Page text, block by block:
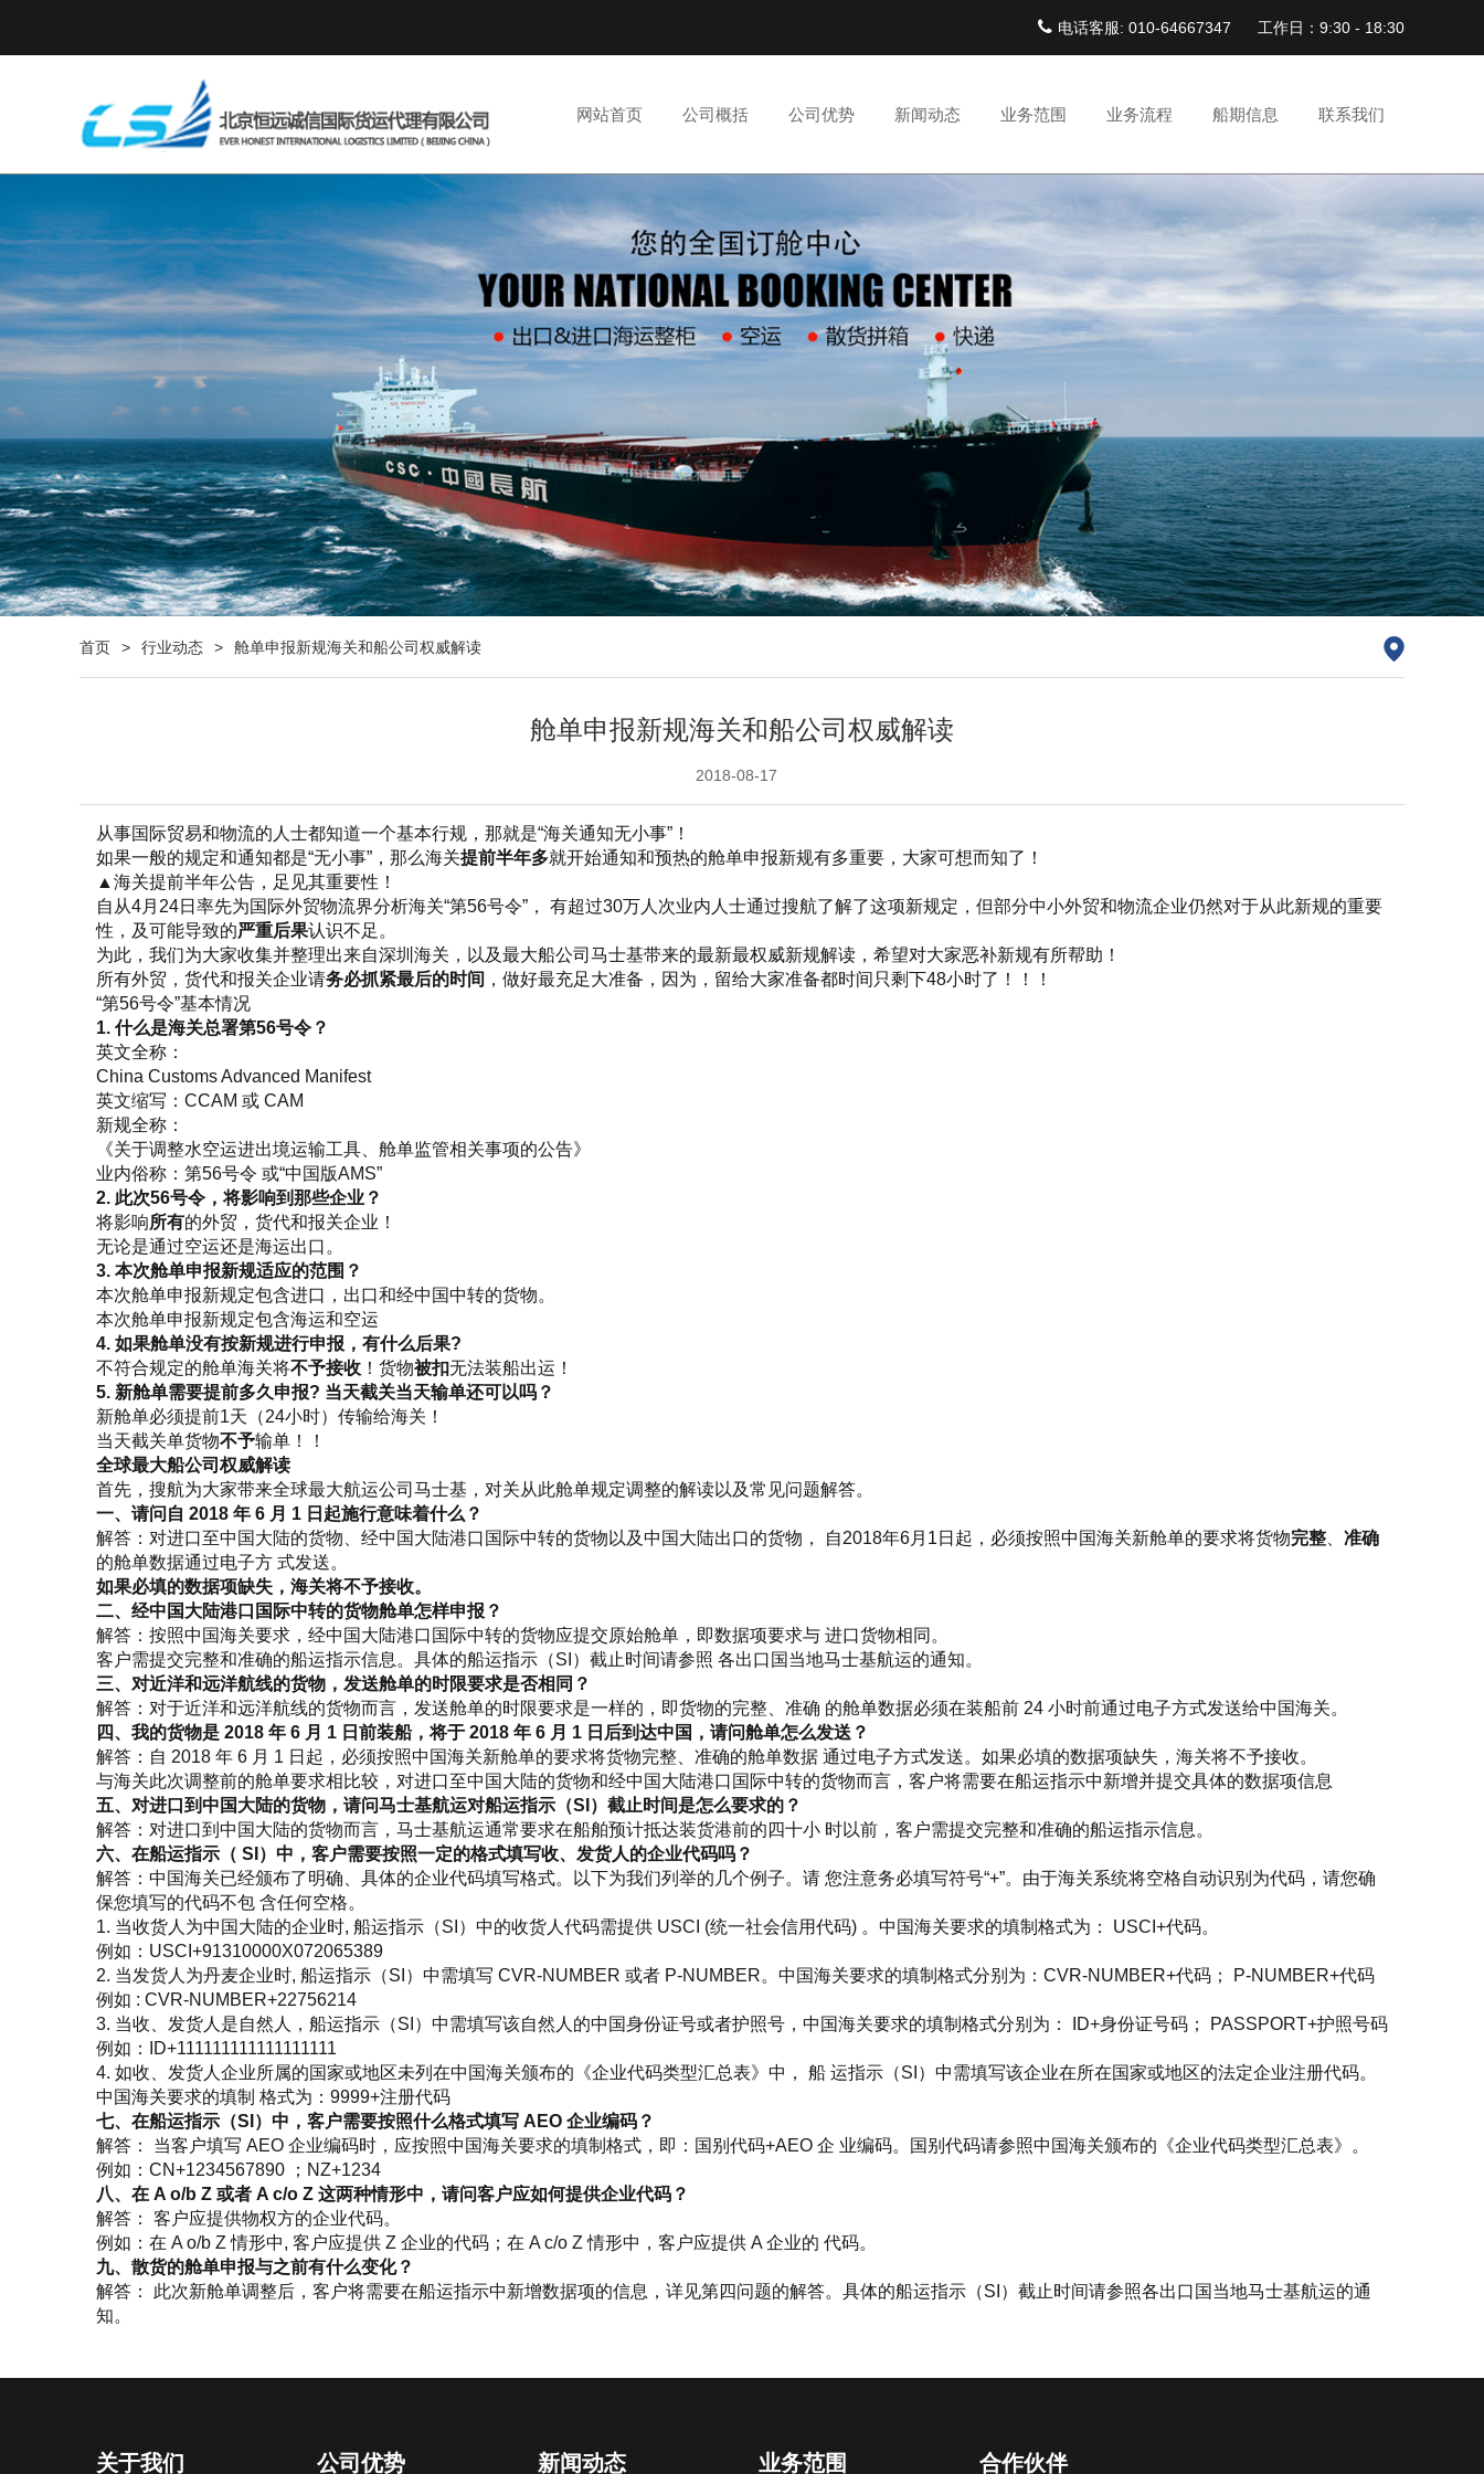
电话客服: 010-64667347 工作日：9:30 - 18:30
网站首页 公司概括 公司优势 新闻动态 业务范围 业务流程 船期信息 联系我们
首页 > 行业动态 > 舱单申报新规海关和船公司权威解读
舱单申报新规海关和船公司权威解读
2018-08-17
从事国际贸易和物流的人士都知道一个基本行规，那就是“海关通知无小事”！
如果一般的规定和通知都是“无小事”，那么海关提前半年多就开始通知和预热的舱单申报新规有多重要，大家可想而知了！
▲海关提前半年公告，足见其重要性！
自从4月24日率先为国际外贸物流界分析海关“第56号令”， 有超过30万人次业内人士通过搜航了解了这项新规定，但部分中小外贸和物流企业仍然对于从此新规的重要
性，及可能导致的严重后果认识不足。
为此，我们为大家收集并整理出来自深圳海关，以及最大船公司马士基带来的最新最权威新规解读，希望对大家恶补新规有所帮助！
所有外贸，货代和报关企业请务必抓紧最后的时间 ，做好最充足大准备，因为，留给大家准备都时间只剩下48小时了！！！
“第56号令”基本情况
1. 什么是海关总署第56号令？
英文全称：
China Customs Advanced Manifest
英文缩写：CCAM 或 CAM
新规全称：
《关于调整水空运进出境运输工具、舱单监管相关事项的公告》
业内俗称：第56号令 或“中国版AMS”
2. 此次56号令，将影响到那些企业？
将影响所有的外贸，货代和报关企业！
无论是通过空运还是海运出口。
3. 本次舱单申报新规适应的范围？
本次舱单申报新规定包含进口，出口和经中国中转的货物。
本次舱单申报新规定包含海运和空运
4. 如果舱单没有按新规进行申报，有什么后果?
不符合规定的舱单海关将不予接收 ！货物被扣无法装船出运！
5. 新舱单需要提前多久申报? 当天截关当天输单还可以吗？
新舱单必须提前1天（24小时）传输给海关！
当天截关单货物不予输单！！
全球最大船公司权威解读
首先，搜航为大家带来全球最大航运公司马士基，对关从此舱单规定调整的解读以及常见问题解答。
一、请问自 2018 年 6 月 1 日起施行意味着什么？
解答：对进口至中国大陆的货物、经中国大陆港口国际中转的货物以及中国大陆出口的货物， 自2018年6月1日起，必须按照中国海关新舱单的要求将货物完整
准确
的舱单数据通过电子方 式发送。
如果必填的数据项缺失，海关将不予接收。
二、经中国大陆港口国际中转的货物舱单怎样申报？
解答：按照中国海关要求，经中国大陆港口国际中转的货物应提交原始舱单，即数据项要求与 进口货物相同。
客户需提交完整和准确的船运指示信息。具体的船运指示（SI）截止时间请参照 各出口国当地马士基航运的通知。
三、对近洋和远洋航线的货物，发送舱单的时限要求是否相同？
解答：对于近洋和远洋航线的货物而言，发送舱单的时限要求是一样的，即货物的完整、准确 的舱单数据必须在装船前 24 小时前通过电子方式发送给中国海关。
四、我的货物是 2018 年 6 月 1 日前装船，将于 2018 年 6 月 1 日后到达中国，请问舱单怎么发送？
解答：自 2018 年 6 月 1 日起，必须按照中国海关新舱单的要求将货物完整、准确的舱单数据 通过电子方式发送。如果必填的数据项缺失，海关将不予接收。
与海关此次调整前的舱单要求相比较，对进口至中国大陆的货物和经中国大陆港口国际中转的货物而言，客户将需要在船运指示中新增并提交具体的数据项信息
五、对进口到中国大陆的货物，请问马士基航运对船运指示（SI）截止时间是怎么要求的？
解答：对进口到中国大陆的货物而言，马士基航运通常要求在船舶预计抵达装货港前的四十小 时以前，客户需提交完整和准确的船运指示信息。
六、在船运指示（ SI）中，客户需要按照一定的格式填写收、发货人的企业代码吗？
解答：中国海关已经颁布了明确、具体的企业代码填写格式。以下为我们列举的几个例子。请 您注意务必填写符号“+”。由于海关系统将空格自动识别为代码，请您确
保您填写的代码不包 含任何空格。
1. 当收货人为中国大陆的企业时, 船运指示（SI）中的收货人代码需提供 USCI (统一社会信用代码) 。中国海关要求的填制格式为： USCI+代码。
例如：USCI+91310000X072065389
2. 当发货人为丹麦企业时, 船运指示（SI）中需填写 CVR-NUMBER 或者 P-NUMBER。中国海关要求的填制格式分别为：CVR-NUMBER+代码； P-NUMBER+代码
例如 : CVR-NUMBER+22756214
3. 当收、发货人是自然人，船运指示（SI）中需填写该自然人的中国身份证号或者护照号，中国海关要求的填制格式分别为： ID+身份证号码； PASSPORT+护照号码
例如：ID+111111111111111111
4. 如收、发货人企业所属的国家或地区未列在中国海关颁布的《企业代码类型汇总表》中， 船 运指示（SI）中需填写该企业在所在国家或地区的法定企业注册代码。
中国海关要求的填制 格式为：9999+注册代码
七、在船运指示（SI）中，客户需要按照什么格式填写 AEO 企业编码？
解答： 当客户填写 AEO 企业编码时，应按照中国海关要求的填制格式，即：国别代码+AEO 企 业编码。国别代码请参照中国海关颁布的《企业代码类型汇总表》。
例如：CN+1234567890 ；NZ+1234
八、在 A o/b Z 或者 A c/o Z 这两种情形中，请问客户应如何提供企业代码？
解答： 客户应提供物权方的企业代码。
例如：在 A o/b Z 情形中, 客户应提供 Z 企业的代码；在 A c/o Z 情形中，客户应提供 A 企业的 代码。
九、散货的舱单申报与之前有什么变化？
解答： 此次新舱单调整后，客户将需要在船运指示中新增数据项的信息，详见第四问题的解答。具体的船运指示（SI）截止时间请参照各出口国当地马士基航运的通
知。
关于我们 公司优势 新闻动态 业务范围 合作伙伴